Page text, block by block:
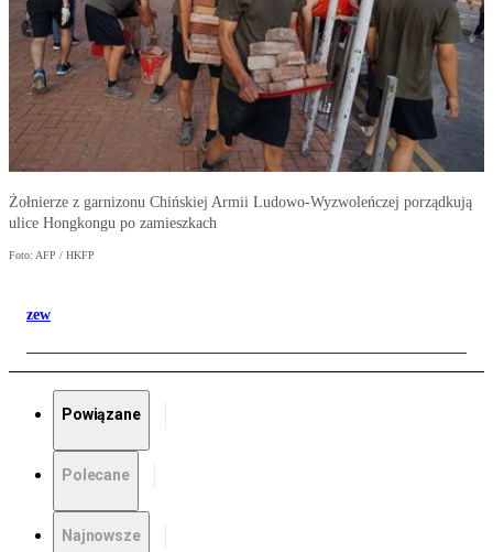
Żołnierze z garnizonu Chińskiej Armii Ludowo-Wyzwoleńczej porządkują
ulice Hongkongu po zamieszkach
Foto: AFP / HKFP
zew
Powiązane
Polecane
Najnowsze